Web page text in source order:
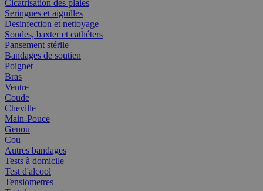
Cicatrisation des plaies
Seringues et aiguilles
Desinfection et nettoyage
Sondes, baxter et cathéters
Pansement stérile
Bandages de soutien
Poignet
Bras
Ventre
Coude
Cheville
Main-Pouce
Genou
Cou
Autres bandages
Tests à domicile
Test d'alcool
Tensiometres